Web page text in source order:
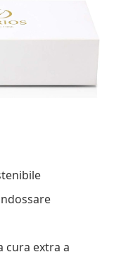
cura extra a